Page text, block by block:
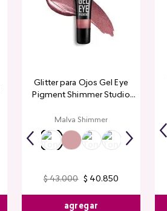
Glitter para Ojos Gel Eye
Pigment Shimmer Studio
Malva Shimmer
$ 43.000 $ 40.850
agregar